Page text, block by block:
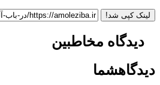
لینک کپی شد!
دیدگاه مخاطبین
دیدگاهشما